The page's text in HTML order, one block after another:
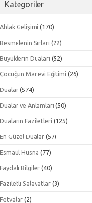
Kategoriler
Ahlak Gelişimi (170)
Besmelenin Sırları (22)
Büyüklerin Duaları (52)
Çocuğun Manevi Eğitimi (26)
Dualar (574)
Dualar ve Anlamları (50)
Duaların Faziletleri (125)
En Güzel Dualar (57)
Esmaül Hüsna (77)
Faydalı Bilgiler (40)
Faziletli Salavatlar (3)
Fetvalar (2)